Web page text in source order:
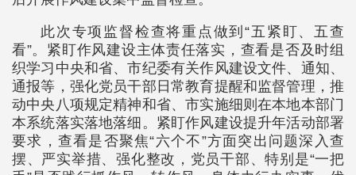
此次专项监督检查将重点做到“五紧盯、五查
看”。紧盯作风建设主体责任落实，查看是否及时组
织学习中央和省、市纪委有关作风建设文件、通知、
通报等，强化党员干部日常教育提醒和监督管理，推
动中央八项规定精神和省、市实施细则在本地本部门
本系统落实落地落细。紧盯作风建设提升年活动部署
要求，查看是否聚焦“六个不”方面突出问题深入查
摆、严实举措、强化整改，党员干部、特别是“一把